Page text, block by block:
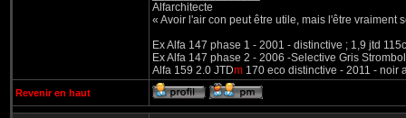
Alfarchitecte
« Avoir l'air con peut être utile, mais l'être vraiment
Ex Alfa 147 phase 1 - 2001 - distinctive ; 1,9 jtd
Ex Alfa 147 phase 2 - 2006 -Selective Gris
Alfa 159 2.0 JTDm 170 eco distinctive - 2011 - noir
Revenir en haut